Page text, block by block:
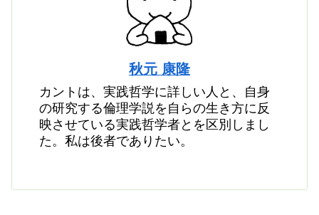
秋元 康隆
カントは、実践哲学に詳しい人と、自身
の研究する倫理学説を自らの生き方に反
映させている実践哲学者とを区別しまし
た。私は後者でありたい。